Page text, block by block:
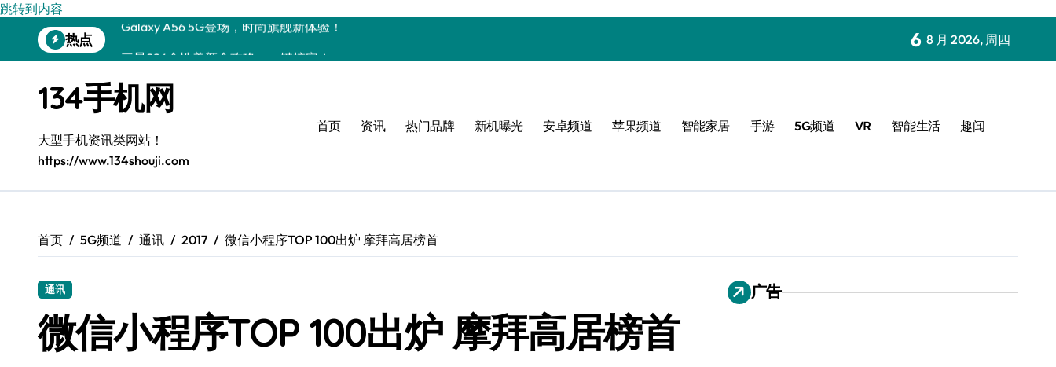
跳转到内容
热点
三星S26个性美颜全攻略，一键搞定！
Galaxy C55 5G焕新秘籍：定制潮流玩出圈
Galaxy C55 5G登场，美学新标杆！
Galaxy Z Flip6：折叠时尚，尽享炫美新体验
S25+闪亮登场，这样打扮秒变焦点！
Galaxy S24+惊艳上市，秒变手机美学高手！
6 8 月 2026, 周四
134手机网
大型手机资讯类网站！
https://www.134shouji.com
首页 资讯 热门品牌 新机曝光 安卓频道 苹果频道 智能家居 手游 5G频道 VR 智能生活 趣闻
首页 5G频道 通讯 2017 微信小程序TOP 100出炉 摩拜高居榜首
通讯
微信小程序TOP 100出炉 摩拜高居榜首
广告